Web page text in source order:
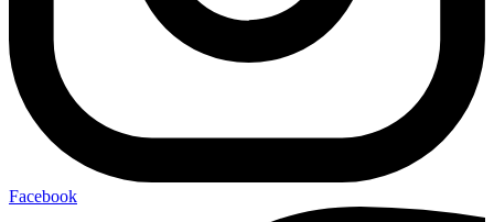
Facebook